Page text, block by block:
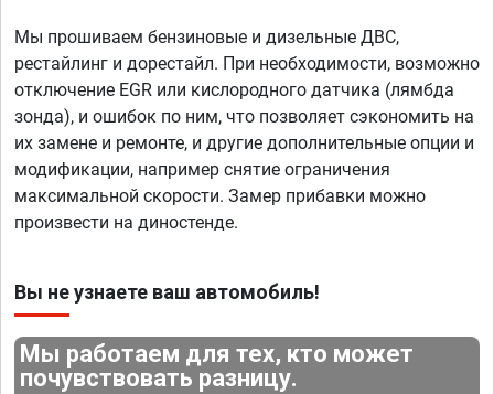
Мы прошиваем бензиновые и дизельные ДВС,
рестайлинг и дорестайл. При необходимости, возможно
отключение EGR или кислородного датчика (лямбда
зонда), и ошибок по ним, что позволяет сэкономить на
их замене и ремонте, и другие дополнительные опции и
модификации, например снятие ограничения
максимальной скорости. Замер прибавки можно
произвести на диностенде.
Вы не узнаете ваш автомобиль!
Мы работаем для тех, кто может
почувствовать разницу.